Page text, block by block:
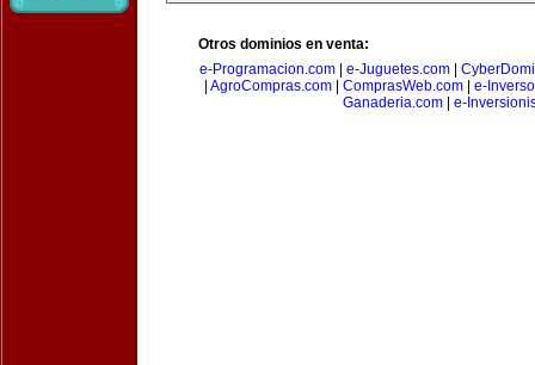
Otros dominios en venta:
e-Programacion.com
e-Juguetes.com
AgroCompras.com ComprasWeb.com
e-
Ganaderia.com| e-